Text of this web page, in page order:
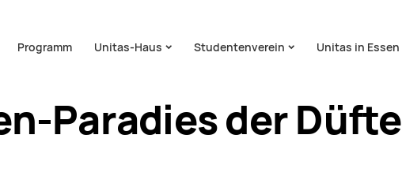
überspringen
Programm Unitas-Haus Studentenverein Unitas in Essen
Paradies der Düfte